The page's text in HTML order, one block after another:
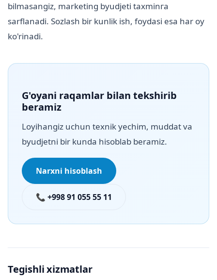
bilmasangiz, marketing byudjeti taxminга
sarflanadi. Sozlash bir kunlik ish, foydasi esa har oy
ko'rinadi.
G'oyani raqamlar bilan tekshirib
beramiz
Loyihangiz uchun texnik yechim, muddat va
byudjetni bir kunda hisoblab beramiz.
Narxni hisoblash
📞 +998 91 055 55 11
Tegishli xizmatlar